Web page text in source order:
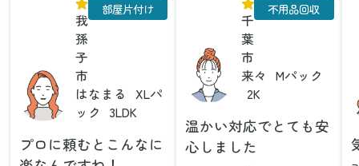
我
孫
子
市
はなまる
XLパ
ック
3LDK
部屋片付け
プロに頼むとこんなに
千
葉
市
来々
Mパック
2K
不用品回収
温かい対応でとても安
心しました